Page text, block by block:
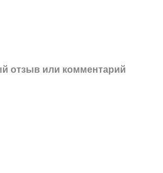
отзыв или комментарий